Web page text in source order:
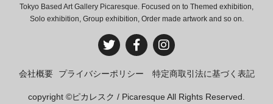
Tokyo Based Art Gallery Picaresque. Focused on to Themed exhibition,
Solo exhibition, Group exhibition, Order made artwork and so on.
会社概要 プライバシーポリシー 特定商取引法に基づく表記
copyright ©ピカレスク / Picaresque All Rights Reserved.